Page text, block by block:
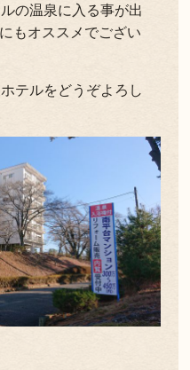
の温泉に入る事が出
もオススメでござい
テルをどうぞよろし